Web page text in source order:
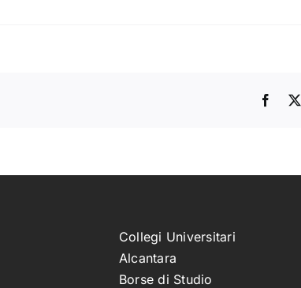
Collegi Universitari
Alcantara
Borse di Studio